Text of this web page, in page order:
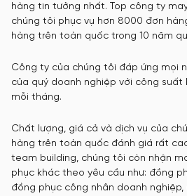
hàng tin tưởng nhất. Top công ty
chúng tôi phục vụ hơn 8000 đơn
hàng trên toàn quốc trong 10 năm
Công ty của chúng tôi đáp ứng mọi
của quý doanh nghiệp với công suất
mỗi tháng.
Chất lượng, giá cả và dịch vụ của
hàng trên toàn quốc đánh giá rất
team building, chúng tôi còn nhận
phục khác theo yêu cầu như: đồng
đồng phục công nhân doanh